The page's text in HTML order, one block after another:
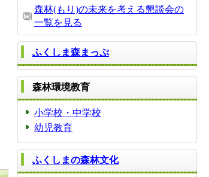
森林(もり)の未来を考える懇談会の
一覧を見る
ふくしま森まっぷ
森林環境教育
小学校・中学校
幼児教育
ふくしまの森林文化